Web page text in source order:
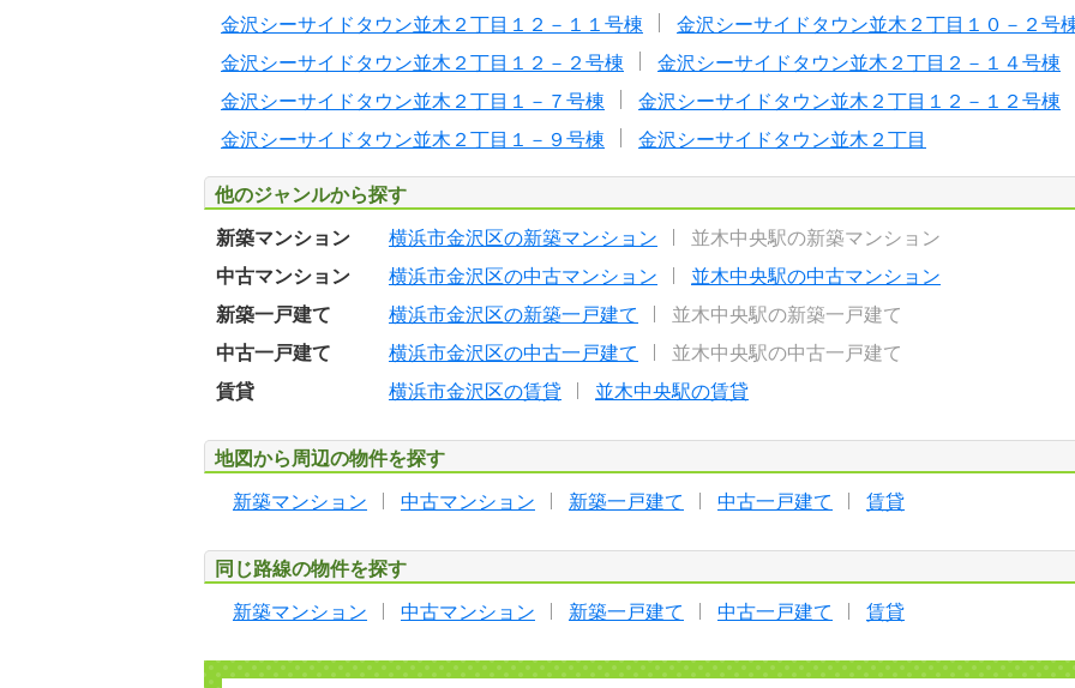
金沢シーサイドタウン並木２丁目１２－１１号棟
金沢シーサイドタウン並木２丁目１０－２号
金沢シーサイドタウン並木２丁目１２－２号棟
金沢シーサイドタウン並木２丁目２－１４号棟
金沢シーサイドタウン並木２丁目１－７号棟
金沢シーサイドタウン並木２丁目１２－１２号棟
金沢シーサイドタウン並木２丁目１－９号棟
金沢シーサイドタウン並木２丁目
他のジャンルから探す
新築マンション 横浜市金沢区の新築マンション
並木中央駅の新築マンション
中古マンション
横浜市金沢区の中古マンション
並木中央駅の中古マンション
新築一戸建て
横浜市金沢区の新築一戸建て
並木中央駅の新築一戸建て
中古一戸建て
横浜市金沢区の中古一戸建て
並木中央駅の中古一戸建て
賃貸
横浜市金沢区の賃貸 並木中央駅の賃貸
地図から周辺の物件を探す
新築マンション 中古マンション 新築一戸建て 中古一戸建て 賃貸
同じ路線の物件を探す
新築マンション 中古マンション 新築一戸建て 中古一戸建て 賃貸